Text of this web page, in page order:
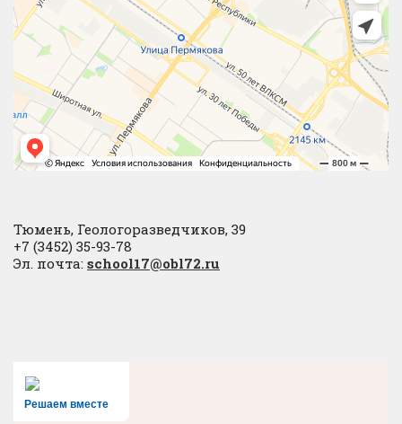
Тюмень, Геологоразведчиков, 39
+7 (3452) 35-93-78
Эл. почта: school17@obl72.ru
Решаем вместе